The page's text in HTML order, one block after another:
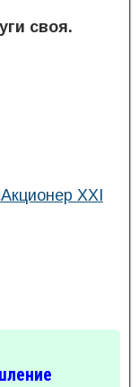
своя.
XXI